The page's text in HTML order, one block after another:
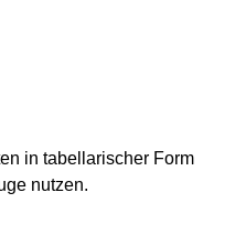
in tabellarischer Form
nutzen.